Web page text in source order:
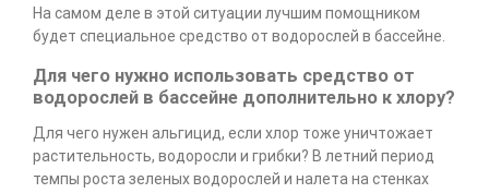
На самом деле в этой ситуации лучшим помощником
будет специальное средство от водорослей в бассейне.
Для чего нужно использовать средство от
водорослей в бассейне дополнительно к хлору?
Для чего нужен альгицид, если хлор тоже уничтожает
растительность, водоросли и грибки? В летний период
темпы роста зеленых водорослей и налета на стенках